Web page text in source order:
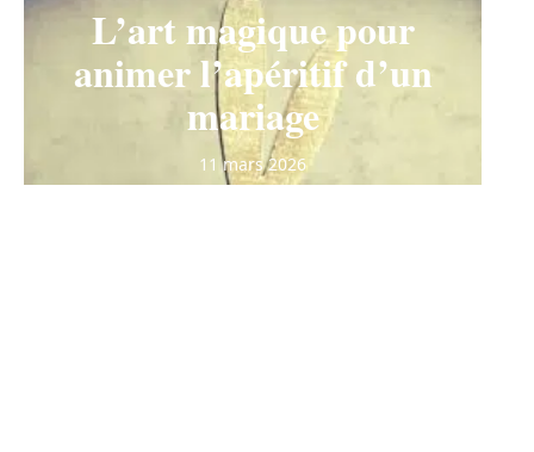
L’art magique pour
animer l’apéritif d’un
mariage
11 mars 2026